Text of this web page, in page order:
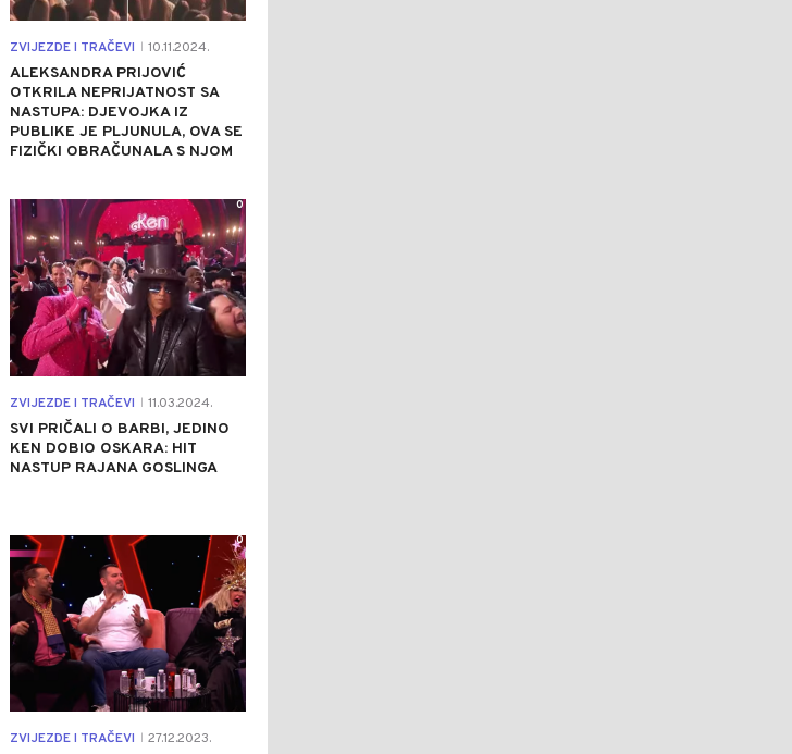
ZVIJEZDE I TRAČEVI 10.11.2024.
ALEKSANDRA PRIJOVIĆ
OTKRILA NEPRIJATNOST SA
NASTUPA: DJEVOJKA IZ
PUBLIKE JE PLJUNULA, OVA SE
FIZIČKI OBRAČUNALA S NJOM
ZVIJEZDE I TRAČEVI 11.03.2024.
SVI PRIČALI O BARBI, JEDINO
KEN DOBIO OSKARA: HIT
NASTUP RAJANA GOSLINGA
0
ZVIJEZDE I TRAČEVI 27.12.2023.
0